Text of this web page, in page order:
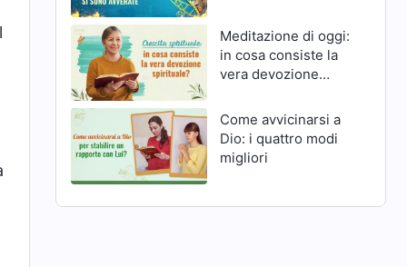
avverate
Meditazione di oggi:
in cosa consiste la
vera devozione
Come avvicinarsi a
Dio: i quattro modi
migliori